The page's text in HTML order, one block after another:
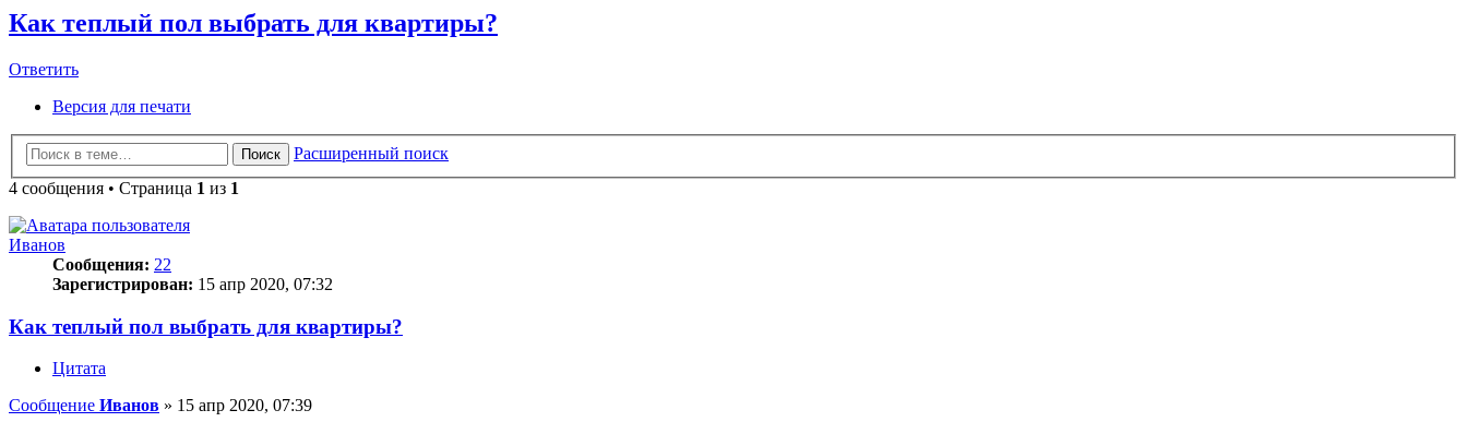
Как теплый пол выбрать для квартиры?
Ответить
Ответить
Версия для печати
Поиск
Расширенный поиск
4 сообщения • Страница 1 из 1
Иванов
Сообщения: 22
Зарегистрирован: 15 апр 2020, 07:32
Как теплый пол выбрать для квартиры?
Цитата
Сообщение Иванов » 15 апр 2020, 07:39